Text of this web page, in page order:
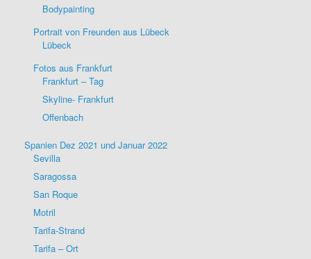
Bodypainting
Portrait von Freunden aus Lübeck
Lübeck
Fotos aus Frankfurt
Frankfurt – Tag
Skyline- Frankfurt
Offenbach
Spanien Dez 2021 und Januar 2022
Sevilla
Saragossa
San Roque
Motril
Tarifa-Strand
Tarifa – Ort